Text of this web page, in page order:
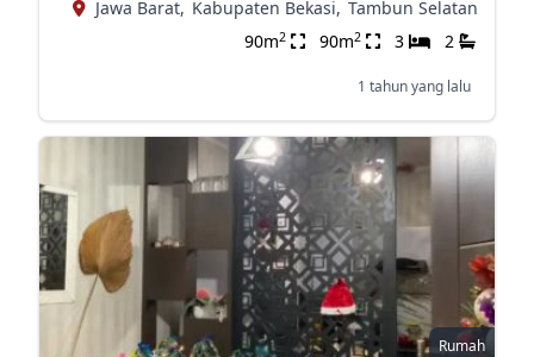
Jawa Barat, Kabupaten Bekasi, Tambun Selatan
90m2 90m2 3 2
1 tahun yang lalu
Rumah